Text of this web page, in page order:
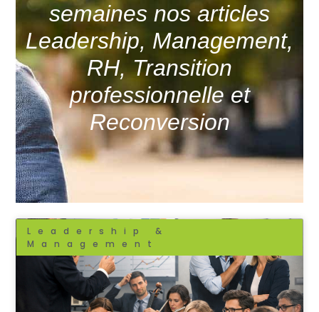
semaines nos articles
Leadership, Management,
RH, Transition
professionnelle et
Reconversion
Leadership &
Management